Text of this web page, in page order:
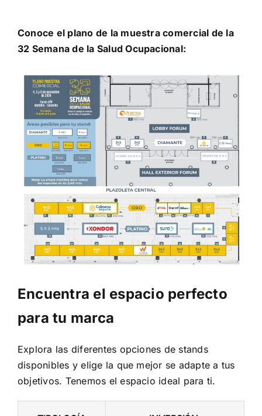
Conoce el plano de la muestra comercial de la
32 Semana de la Salud Ocupacional:
Encuentra el espacio perfecto
para tu marca
Explora las diferentes opciones de stands
disponibles y elige la que mejor se adapte a tus
objetivos. Tenemos el espacio ideal para ti.